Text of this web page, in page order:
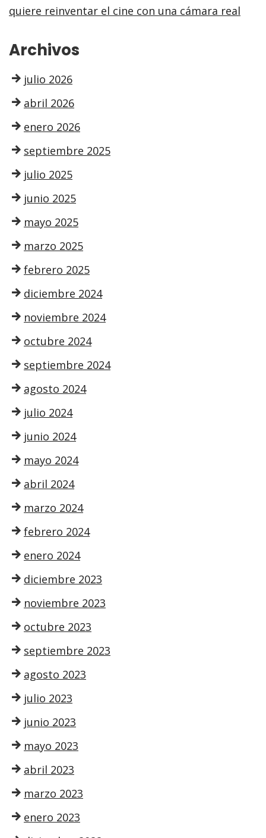
quiere reinventar el cine con una cámara real
Archivos
julio 2026
abril 2026
enero 2026
septiembre 2025
julio 2025
junio 2025
mayo 2025
marzo 2025
febrero 2025
diciembre 2024
noviembre 2024
octubre 2024
septiembre 2024
agosto 2024
julio 2024
junio 2024
mayo 2024
abril 2024
marzo 2024
febrero 2024
enero 2024
diciembre 2023
noviembre 2023
octubre 2023
septiembre 2023
agosto 2023
julio 2023
junio 2023
mayo 2023
abril 2023
marzo 2023
enero 2023